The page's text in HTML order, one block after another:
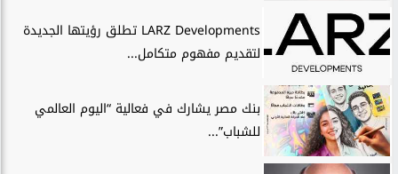
LARZ Developments تطلق رؤيتها الجديدة
لتقديم مفهوم متكامل...
بنك مصر يشارك في فعالية “اليوم العالمي
للشباب”...